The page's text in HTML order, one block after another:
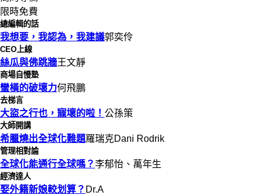
限時免費
總編輯的話
我想要，我認為，我建議郭奕伶
CEO上線
絲瓜與佛跳牆王文靜
商場自慢塾
蠻橫的破壞力何飛鵬
去梯言
大盜之行也，寵壞的啦！ 公孫策
大師開講
希臘燒出全球化難題羅瑞克Dani Rodrik
管理相對論
全球化能通行全球嗎？李郁怡、萬年生
經濟達人
娶外籍新娘較划算？ Dr.A